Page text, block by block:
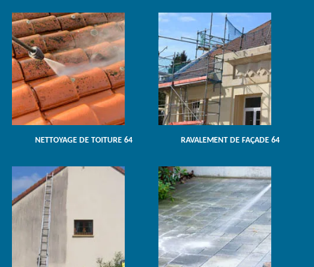
NETTOYAGE DE TOITURE 64 RAVALEMENT DE FAÇADE 64